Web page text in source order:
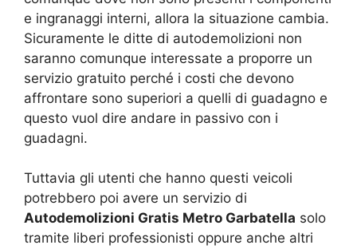
e ingranaggi interni, allora la situazione cambia.
Sicuramente le ditte di autodemolizioni non
saranno comunque interessate a proporre un
servizio gratuito perché i costi che devono
affrontare sono superiori a quelli di guadagno e
questo vuol dire andare in passivo con i
guadagni.
Tuttavia gli utenti che hanno questi veicoli
potrebbero poi avere un servizio di
Autodemolizioni Gratis Metro Garbatella solo
tramite liberi professionisti oppure anche altri